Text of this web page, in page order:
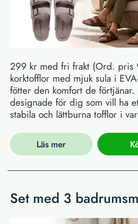
299 kr med fri frakt (Ord. pris
korktofflor med mjuk sula i
fötter den komfort de förtjänar.
designade för dig som vill ha
stabila och lättburna tofflor i
Läs mer
Set med 3